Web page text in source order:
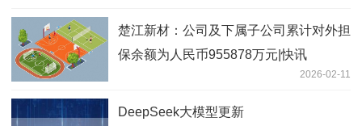
楚江新材：公司及下属子公司累计对外担
保余额为人民币955878万元|快讯
2026-02-11
DeepSeek大模型更新